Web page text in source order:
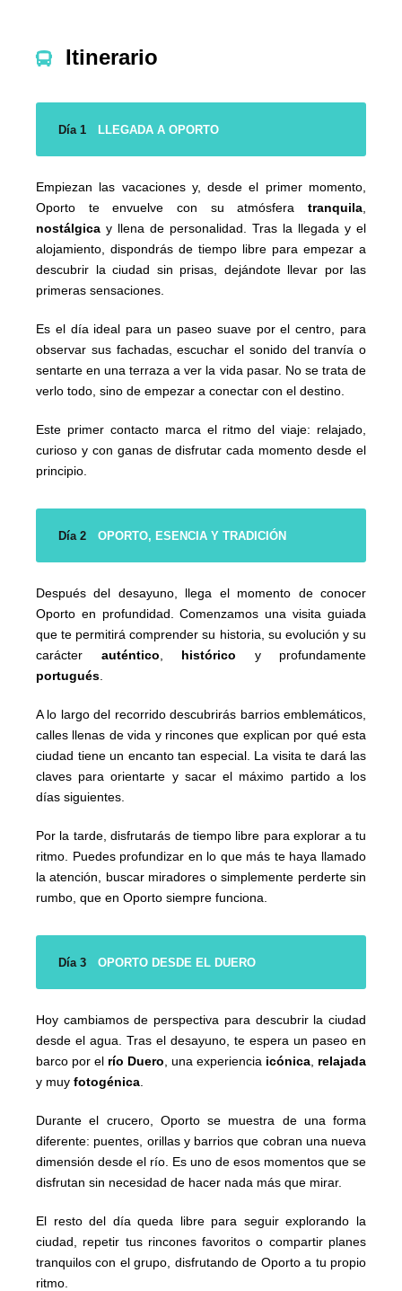
Itinerario
Día 1 LLEGADA A OPORTO
Empiezan las vacaciones y, desde el primer momento,
Oporto te envuelve con su atmósfera tranquila
nostálgica y llena de personalidad. Tras la llegada y el
alojamiento, dispondrás de tiempo libre para empezar a
descubrir la ciudad sin prisas, dejándote llevar por las
primeras sensaciones.
Es el día ideal para un paseo suave por el centro, para
observar sus fachadas, escuchar el sonido del tranvía o
sentarte en una terraza a ver la vida pasar. No se trata de
verlo todo, sino de empezar a conectar con el destino.
Este primer contacto marca el ritmo del viaje: relajado,
curioso y con ganas de disfrutar cada momento desde el
principio.
Día 2 OPORTO, ESENCIA Y TRADICIÓN
Después del desayuno, llega el momento de conocer
Oporto en profundidad. Comenzamos una visita guiada
que te permitirá comprender su historia, su evolución y su
carácter auténtico histórico y profundamente
portugués
A lo largo del recorrido descubrirás barrios emblemáticos,
calles llenas de vida y rincones que explican por qué esta
ciudad tiene un encanto tan especial. La visita te dará las
claves para orientarte y sacar el máximo partido a los
días siguientes.
Por la tarde, disfrutarás de tiempo libre para explorar a tu
ritmo. Puedes profundizar en lo que más te haya llamado
la atención, buscar miradores o simplemente perderte sin
rumbo, que en Oporto siempre funciona.
Día 3 OPORTO DESDE EL DUERO
Hoy cambiamos de perspectiva para descubrir la ciudad
desde el agua. Tras el desayuno, te espera un paseo en
barco por el río Duero , una experiencia icónica relajada
y muy fotogénica
Durante el crucero, Oporto se muestra de una forma
diferente: puentes, orillas y barrios que cobran una nueva
dimensión desde el río. Es uno de esos momentos que se
disfrutan sin necesidad de hacer nada más que mirar.
El resto del día queda libre para seguir explorando la
ciudad, repetir tus rincones favoritos o compartir planes
tranquilos con el grupo, disfrutando de Oporto a tu propio
ritmo.